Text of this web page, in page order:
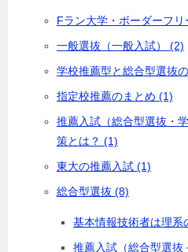
Fラン大学・ボーダーフ
一般選抜（一般入試） (2)
学校推薦型と総合型選抜
指定校推薦のまとめ (1)
推薦入試（総合型選抜・
策とは？ (1)
東大の推薦入試 (1)
総合型選抜 (8)
基本情報技術者は理系
推薦入試（総合型選抜